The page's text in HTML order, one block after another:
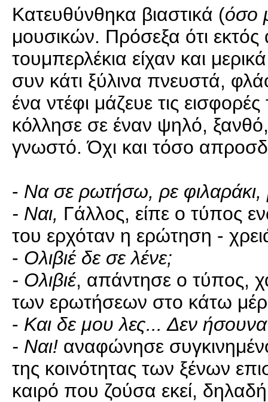
Κατευθύνθηκα βιαστικά (όσο
μουσικών. Πρόσεξα ότι εκτός
τουμπερλέκια είχαν και
συν κάτι ξύλινα πνευστά,
ένα ντέφι μάζευε τις
κόλλησε σε έναν ψηλό,
γνωστό. Όχι και τόσο
- Να σε ρωτήσω, ρε φιλαράκι,
- Ναι, Γάλλος, είπε ο τύπος
του ερχόταν η ερώτηση -
- Ολιβιέ δε σε λένε;
- Ολιβιέ, απάντησε ο τύπος,
των ερωτήσεων στο κάτω
- Και δε μου λες... Δεν
- Ναι! αναφώνησε
της κοινότητας των ξένων
καιρό που ζούσα εκεί,